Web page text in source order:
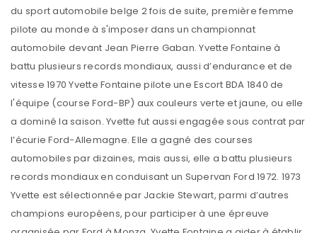
du sport automobile belge 2 fois de suite, première femme
pilote au monde à s'imposer dans un championnat
automobile devant Jean Pierre Gaban. Yvette Fontaine à
battu plusieurs records mondiaux, aussi d’endurance et de
vitesse 1970 Yvette Fontaine pilote une Escort BDA 1840 de
l'équipe (course Ford-BP) aux couleurs verte et jaune, ou elle
a dominé la saison. Yvette fut aussi engagée sous contrat par
l’écurie Ford-Allemagne. Elle a gagné des courses
automobiles par dizaines, mais aussi, elle a battu plusieurs
records mondiaux en conduisant un Supervan Ford 1972. 1973
Yvette est sélectionnée par Jackie Stewart, parmi d’autres
champions européens, pour participer à une épreuve